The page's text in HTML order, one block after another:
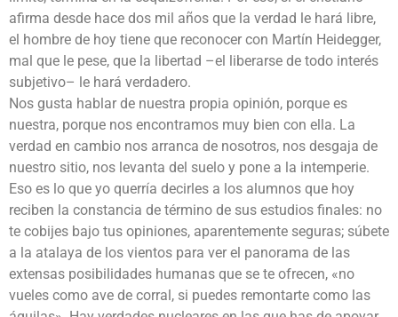
afirma desde hace dos mil años que la verdad le hará libre,
el hombre de hoy tiene que reconocer con Martín Heidegger,
mal que le pese, que la libertad –el liberarse de todo interés
subjetivo– le hará verdadero.
Nos gusta hablar de nuestra propia opinión, porque es
nuestra, porque nos encontramos muy bien con ella. La
verdad en cambio nos arranca de nosotros, nos desgaja de
nuestro sitio, nos levanta del suelo y pone a la intemperie.
Eso es lo que yo querría decirles a los alumnos que hoy
reciben la constancia de término de sus estudios finales: no
te cobijes bajo tus opiniones, aparentemente seguras; súbete
a la atalaya de los vientos para ver el panorama de las
extensas posibilidades humanas que se te ofrecen, «no
vueles como ave de corral, si puedes remontarte como las